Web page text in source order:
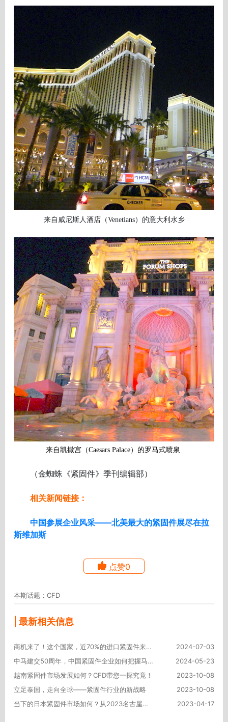
来自威尼斯人酒店（Venetians）的意大利水乡
来自凯撒宫（Caesars Palace）的罗马式喷泉
（金蜘蛛《紧固件》季刊编辑部）
相关新闻链接：
中国参展企业风采――北美最大的紧固件展尽在拉
斯维加斯
点赞0
本期话题：CFD
| 最新相关信息
商机来了！这个国家，近70%的进口紧固件来自中国！
2024-07-03
中马建交50周年，中国紧固件企业如何把握马来西亚市场商机？
2024-05-23
越南紧固件市场发展如何？CFD带您一探究竟！
2023-10-08
立足泰国，走向全球——紧固件行业的新战略
2023-10-08
当下的日本紧固件市场如何？从2023名古屋工业展管中窥豹
2023-04-17